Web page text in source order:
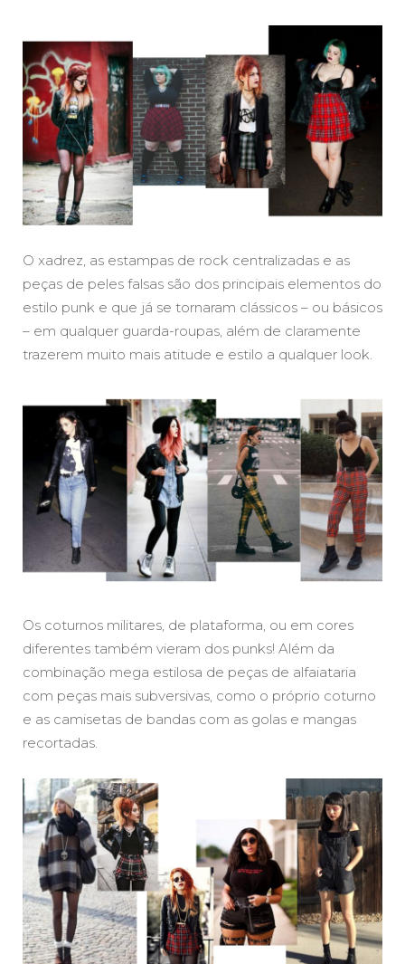
O xadrez, as estampas de rock centralizadas e as
peças de peles falsas são dos principais elementos do
estilo punk e que já se tornaram clássicos – ou básicos
– em qualquer guarda-roupas, além de claramente
trazerem muito mais atitude e estilo a qualquer look.
Os coturnos militares, de plataforma, ou em cores
diferentes também vieram dos punks! Além da
combinação mega estilosa de peças de alfaiataria
com peças mais subversivas, como o próprio coturno
e as camisetas de bandas com as golas e mangas
recortadas.